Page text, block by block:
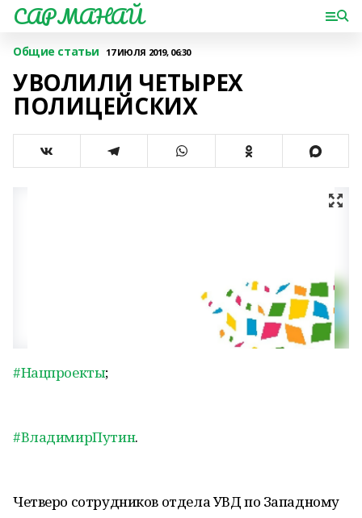
САРМАНАЙ
Общие статьи 17 ИЮЛЯ 2019, 06:30
УВОЛИЛИ ЧЕТЫРЕХ
ПОЛИЦЕЙСКИХ
#Нацпроекты;
#ВладимирПутин.
Четверо сотрудников отдела УВД по Западному